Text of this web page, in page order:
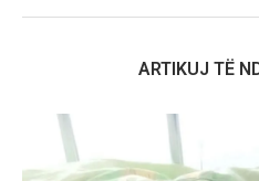
ARTIKUJ TË